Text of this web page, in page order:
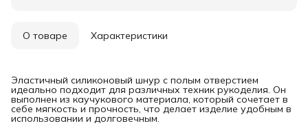
О товаре Характеристики
Эластичный силиконовый шнур с полым отверстием
идеально подходит для различных техник рукоделия. Он
выполнен из каучукового материала, который сочетает в
себе мягкость и прочность, что делает изделие удобным в
использовании и долговечным.